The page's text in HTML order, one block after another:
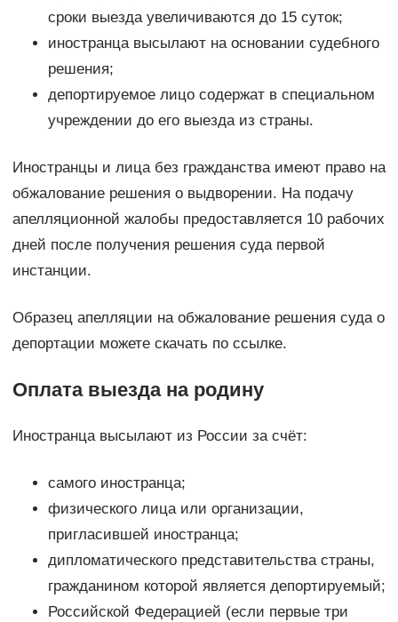
сроки выезда увеличиваются до 15 суток;
иностранца высылают на основании судебного
решения;
депортируемое лицо содержат в специальном
учреждении до его выезда из страны.
Иностранцы и лица без гражданства имеют право на
обжалование решения о выдворении. На подачу
апелляционной жалобы предоставляется 10 рабочих
дней после получения решения суда первой
инстанции.
Образец апелляции на обжалование решения суда о
депортации можете скачать по ссылке.
Оплата выезда на родину
Иностранца высылают из России за счёт:
самого иностранца;
физического лица или организации,
пригласившей иностранца;
дипломатического представительства страны,
гражданином которой является депортируемый;
Российской Федерацией (если первые три